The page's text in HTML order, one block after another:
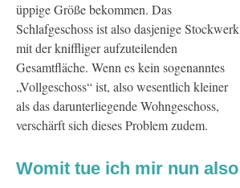
üppige Größe bekommen. Das
Schlafgeschoss ist also dasjenige Stockwerk
mit der kniffliger aufzuteilenden
Gesamtfläche. Wenn es kein sogenanntes
„Vollgeschoss“ ist, also wesentlich kleiner
als das darunterliegende Wohngeschoss,
verschärft sich dieses Problem zudem.
Womit tue ich mir nun also